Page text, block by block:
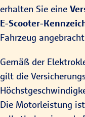
erhalten Sie eine
E-Scooter-
Fahrzeug
Gemäß der
gilt die
Die Motorleistung